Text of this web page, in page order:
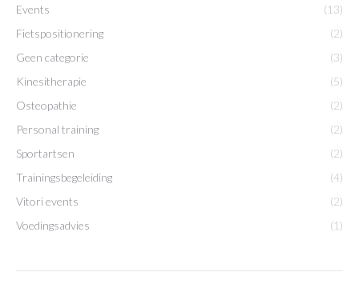
Events
(13)
Fietspositionering
(2)
Geen categorie
(3)
Kinesitherapie
(5)
Osteopathie
(2)
Personal training
(2)
Sportartsen
(2)
Trainingsbegeleiding
(4)
Vitori events
(2)
Voedingsadvies
(1)